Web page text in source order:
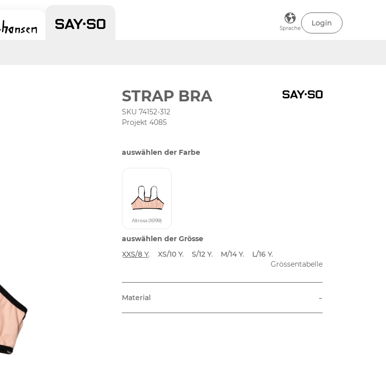
Sprache
Login
STRAP BRA
SKU 74152-312
Projekt 4085
auswählen der Farbe
Altrosa (16199)
auswählen der Grösse
XXS/8 Y.
XS/10 Y. S/12 Y. M/14 Y.
L/16 Y.
Grössentabelle
Material -